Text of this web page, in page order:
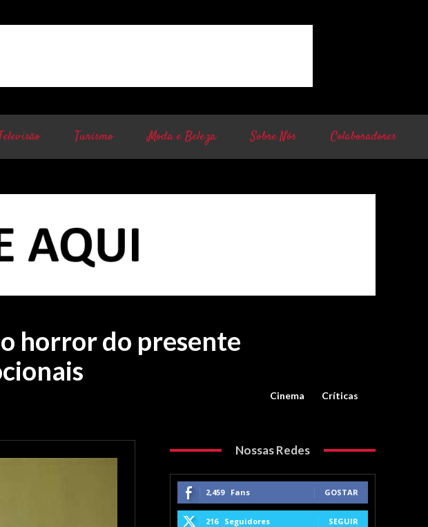
Turismo Moda e Beleza Sobre Nós Colaboradores
horror do presente
Cinema Críticas
Nossas Redes
2,459 Fans GOSTAR
216 Seguidores SEGUIR